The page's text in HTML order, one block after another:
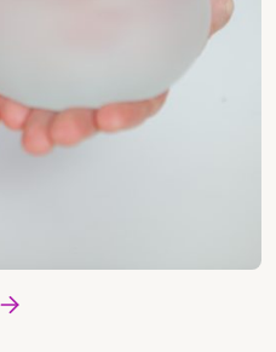
Vedi i corsi